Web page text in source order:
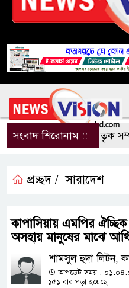
সংবাদ শিরোনাম ::
পৈতৃক
প্রচ্ছদ / সারাদেশ
কাপাসিয়ায় এমপির
অসহায় মানুষের মাঝে
শামসুল হুদা লিটন,
আপডেট সময় :
১৫১ বার পড়া হয়েছে